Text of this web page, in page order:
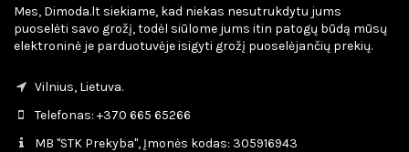
Mes, Dimoda.lt siekiame, kad niekas nesutrukdytu jums
puoselėti savo grožį, todėl siūlome jums itin patogų būdą mūsų
elektroninė je parduotuvėje isigyti grožį puoselėjančių prekių.
Vilnius, Lietuva.
Telefonas: +370 665 65266
MB "STK Prekyba", Įmonės kodas: 305916943